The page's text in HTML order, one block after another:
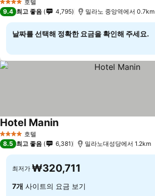
4 성급
호텔
9.4 최고 좋음 4,795 밀라노 중앙역에서 0.7km
날짜를 선택해 정확한 요금을 확인해 주세요.
4 성급 호텔
Hotel Manin
8.5 최고 좋음 6,381 밀라노대성당에서 1.2km
최저가 ₩320,711
7개 사이트의 요금 보기